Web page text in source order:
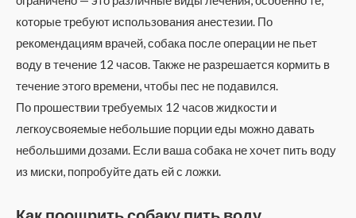
которые требуют использования анестезии. По
рекомендациям врачей, собака после операции не пьет
воду в течение 12 часов. Также не разрешается кормить в
течение этого времени, чтобы пес не подавился.
По прошествии требуемых 12 часов жидкости и
легкоусвояемые небольшие порции еды можно давать
небольшими дозами. Если ваша собака не хочет пить воду
из миски, попробуйте дать ей с ложки.